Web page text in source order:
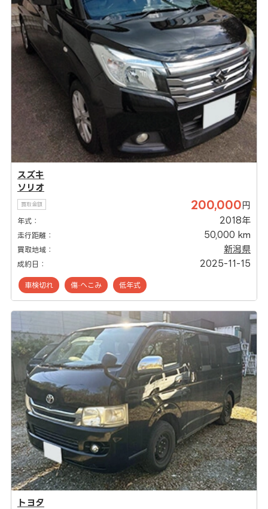
スズキ
ソリオ
買取金額 200,000 円
年式： 2018年
走行距離： 50,000 km
買取地域： 新潟県
成約日： 2025-11-15
車検切れ 傷·へこみ 低年式
トヨタ